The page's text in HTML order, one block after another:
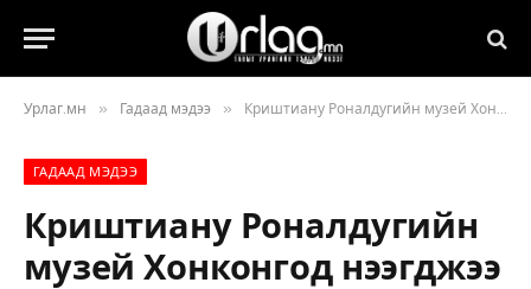
Урлаг.мн » Гадаад мэдээ » Криштиану Роналдугийн музей Хонконгод нээгджээ
ГАДААД МЭДЭЭ
Криштиану Роналдугийн
музей Хонконгод нээгджээ